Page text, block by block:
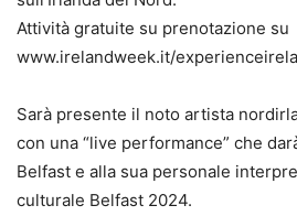
Attività gratuite su prenotazione su
www.irelandweek.it/
Sarà presente il noto artista
con una “live performance” che
Belfast e alla sua personale
culturale Belfast 2024.